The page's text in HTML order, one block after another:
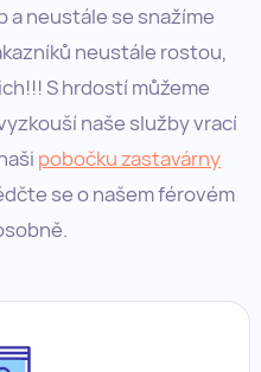
a neustále se snažíme
neustále rostou,
S hrdostí můžeme
naše služby vrací
pobočku zastavárny
se o našem férovém